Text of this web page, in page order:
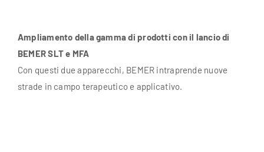
Ampliamento della gamma di prodotti con il lancio di
BEMER SLT e MFA
Con questi due apparecchi, BEMER intraprende nuove
strade in campo terapeutico e applicativo.